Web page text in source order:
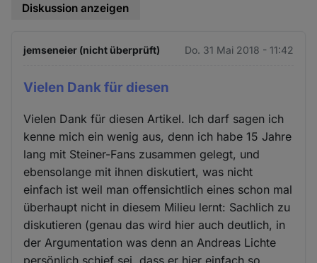
Diskussion anzeigen
jemseneier (nicht überprüft) Do. 31 Mai 2018 - 11:42
Vielen Dank für diesen
Vielen Dank für diesen Artikel. Ich darf sagen ich
kenne mich ein wenig aus, denn ich habe 15 Jahre
lang mit Steiner-Fans zusammen gelegt, und
ebensolange mit ihnen diskutiert, was nicht
einfach ist weil man offensichtlich eines schon mal
überhaupt nicht in diesem Milieu lernt: Sachlich zu
diskutieren (genau das wird hier auch deutlich, in
der Argumentation was denn an Andreas Lichte